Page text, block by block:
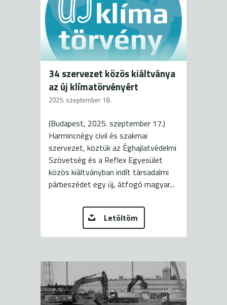
34 szervezet közös kiáltványa
az új klímatörvényért
2025. szeptember 18.
(Budapest, 2025. szeptember 17.)
Harmincnégy civil és szakmai
szervezet, köztük az Éghajlatvédelmi
Szövetség és a Reflex Egyesület
közös kiáltványban indít társadalmi
párbeszédet egy új, átfogó magyar...
Letöltöm